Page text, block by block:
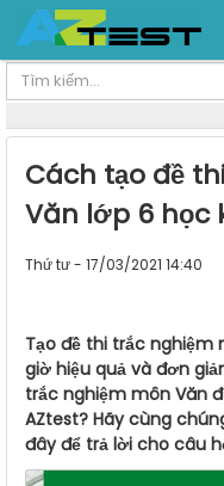
Cách tạo đề
Văn lớp 6 học
Thứ tư - 17/03/2021 14:40
Tạo đề thi trắc nghiệm
giờ hiệu quả và đơn
trắc nghiệm môn Văn
AZtest? Hãy cùng
đây để trả lời cho câu